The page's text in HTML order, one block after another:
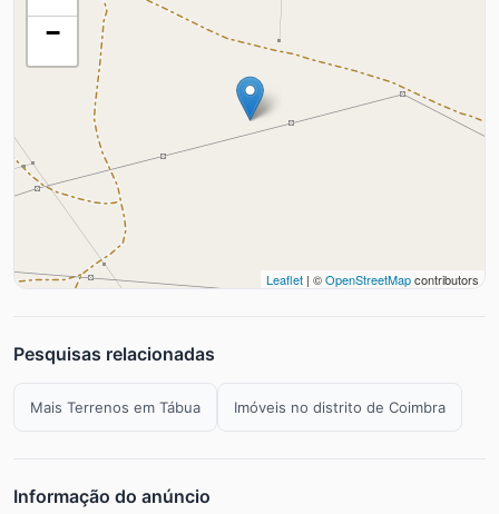
−
Leaflet | ©OpenStreetMapcontributors
Pesquisas relacionadas
Mais Terrenos em Tábua Imóveis no distrito de Coimbra
Informação do anúncio